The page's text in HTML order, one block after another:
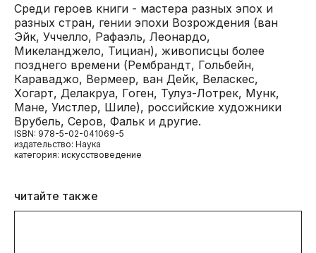
Среди героев книги - мастера разных эпох и
разных стран, гении эпохи Возрождения (ван
Эйк, Уччелло, Рафаэль, Леонардо,
Микеланджело, Тициан), живописцы более
позднего времени (Рембрандт, Гольбейн,
Караваджо, Вермеер, ван Дейк, Веласкес,
Хогарт, Делакруа, Гоген, Тулуз-Лотрек, Мунк,
Мане, Уистлер, Шиле), российские художники
Врубель, Серов, Фальк и другие.
ISBN: 978-5-02-041069-5
издательство: Наука
категория: искусствоведение
читайте также